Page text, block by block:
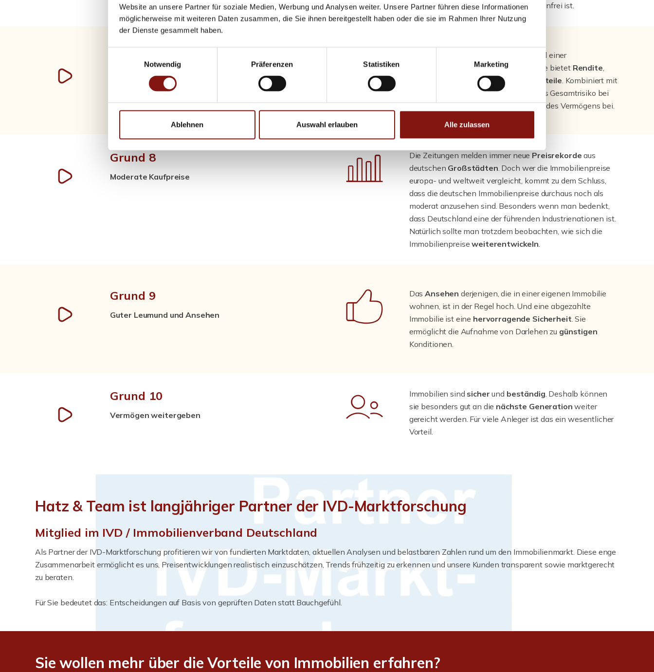
Website an unsere Partner für soziale Medien, Werbung und Analysen weiter. Unsere Partner führen diese Informationen
möglicherweise mit weiteren Daten zusammen, die Sie ihnen bereitgestellt haben oder die sie im Rahmen Ihrer Nutzung
der Dienste gesammelt haben.
Notwendig
Präferenzen Statistiken Marketing
Ablehnen Auswahl erlauben Alle zulassen
bei Erreichen des Rentenalters schuldenfrei ist.
Teil eines ausgewogenen Portfolios
Immobilien sind traditionell Bestandteil einer
ausgewogenen Vermögensplanung. Sie bietet Rendite,
undsteuerliche Vorteile. Kombiniert mit
einem Wertpapierdepot senken sie das Gesamtrisiko bei
Marktzyklen und tragen zurSicherungdes Vermögens bei.
Grund 8
Moderate Kaufpreise
Die Zeitungen melden immer neue Preisrekordeaus
deutschen Großstädten. Doch wer die Immobilienpreise
europa- und weltweit vergleicht, kommt zu dem Schluss,
dass die deutschen Immobilienpreise durchaus noch als
moderat anzusehen sind. Besonders wenn man bedenkt,
dass Deutschland eine der führenden Industrienationen ist.
Natürlich sollte man trotzdem beobachten, wie sich die
Immobilienpreiseweiterentwickeln.
Grund 9
Guter Leumund und Ansehen
DasAnsehenderjenigen, die in einer eigenen Immobilie
wohnen, ist in der Regel hoch. Und eine abgezahlte
Immobilie ist eine hervorragende Sicherheit. Sie
ermöglicht die Aufnahme von Darlehen zu günstigen
Konditionen.
Grund 10
Vermögen weitergeben
Immobilien sind sicherund beständig. Deshalb können
sie besonders gut an die nächste Generation weiter
gereicht werden. Für viele Anleger ist das ein wesentlicher
Vorteil.
Hatz & Team ist langjähriger Partner der IVD-Marktforschung
Mitglied im IVD / Immobilienverband Deutschland
Als Partner der IVD-Marktforschung profitieren wir von fundierten Marktdaten, aktuellen Analysen und belastbaren Zahlen rund um den Immobilienmarkt. Diese enge
Zusammenarbeit ermöglicht es uns, Preisentwicklungen realistisch einzuschätzen, Trends frühzeitig zu erkennen und unsere Kunden transparent sowie marktgerecht
zu beraten.
Für Sie bedeutet das: Entscheidungen auf Basis von geprüften Daten statt Bauchgefühl.
Sie wollen mehr über die Vorteile von Immobilien erfahren?